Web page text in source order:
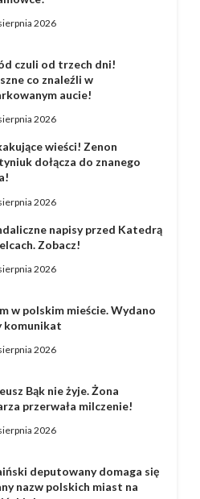
2026
czuli od trzech dni!
co znaleźli w
aucie!
2026
wieści! Zenon
dołącza do znanego
2026
napisy przed Katedrą
Zobacz!
2026
w polskim mieście. Wydano
komunikat
2026
Bąk nie żyje. Żona
przerwała milczenie!
2026
deputowany domaga się
nazw polskich miast na